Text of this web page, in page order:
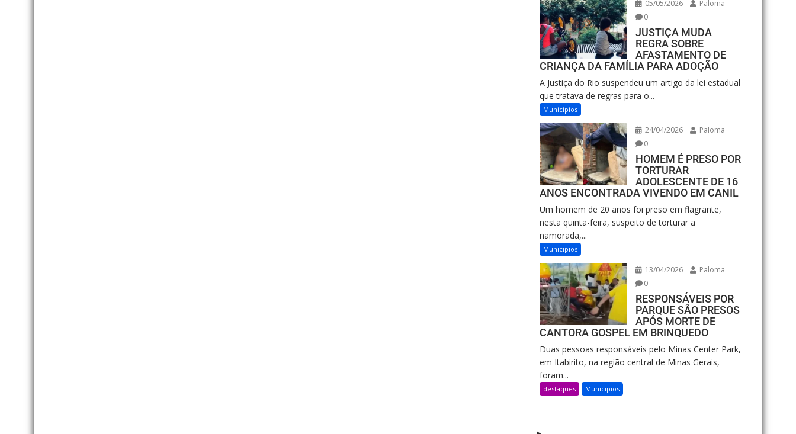
05/05/2026
Paloma
0
JUSTIÇA MUDA
REGRA SOBRE
AFASTAMENTO DE
CRIANÇA DA FAMÍLIA PARA ADOÇÃO
A Justiça do Rio suspendeu um artigo da lei estadual
que tratava de regras para o...
Municipios
24/04/2026
Paloma
0
HOMEM É PRESO POR
TORTURAR
ADOLESCENTE DE 16
ANOS ENCONTRADA VIVENDO EM CANIL
Um homem de 20 anos foi preso em flagrante,
nesta quinta-feira, suspeito de torturar a
namorada,...
Municipios
13/04/2026
Paloma
0
RESPONSÁVEIS POR
PARQUE SÃO PRESOS
APÓS MORTE DE
CANTORA GOSPEL EM BRINQUEDO
Duas pessoas responsáveis pelo Minas Center Park,
em Itabirito, na região central de Minas Gerais,
foram...
destaques Municipios